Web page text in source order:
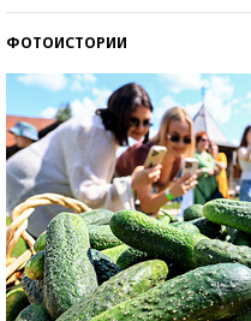
ФОТОИСТОРИИ